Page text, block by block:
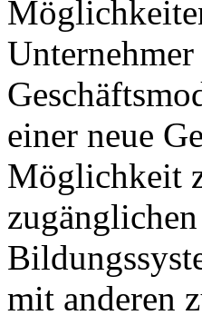
einer neue
Möglichkeit
mit anderen